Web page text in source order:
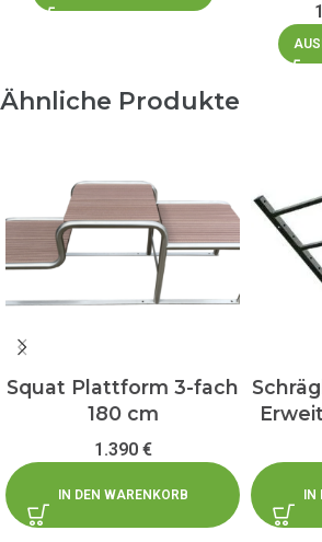
Ähnliche Produkte
Squat Plattform 3-fach
180 cm
1.390 €
IN DEN WARENKORB